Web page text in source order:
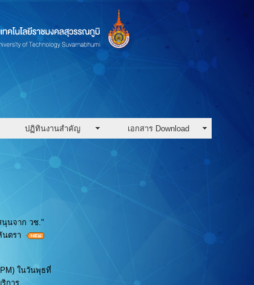
ปฏิทินงานสำคัญ เอกสาร Download
นุนจาก วช."
ตรา
ในวันพุธที่
การ